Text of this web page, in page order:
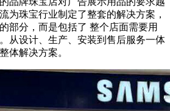
为珠宝行业制定了整套的解决方案，
部分，而是包括了 整个店面需要用
从设计、生产、安装到售后服务一体
体解决方案。